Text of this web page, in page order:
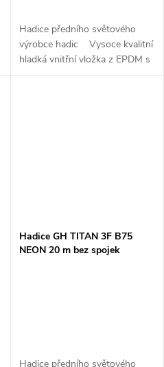
Hadice předního světového
výrobce hadic Vysoce kvalitní
hladká vnitřní vložka z EPDM s
vynikající odolností vůči pěně a
Hadice GH TITAN 3F B75
NEON 20 m bez spojek
Hadice předního světového